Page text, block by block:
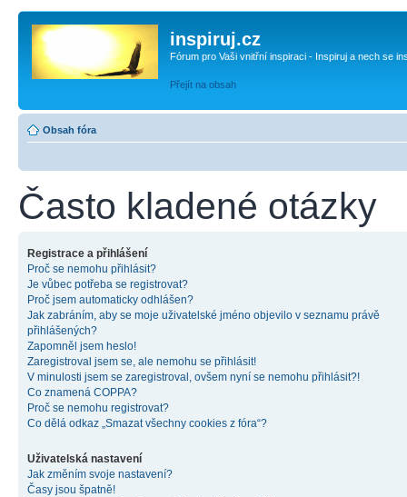
inspiruj.cz
Fórum pro Vaši vnitřní inspiraci - Inspiruj a nech se
Přejít na obsah
Obsah fóra
Často kladené otázky
Registrace a přihlášení
Proč se nemohu přihlásit?
Je vůbec potřeba se registrovat?
Proč jsem automaticky odhlášen?
Jak zabráním, aby se moje uživatelské jméno objevilo v seznamu právě
přihlášených?
Zapomněl jsem heslo!
Zaregistroval jsem se, ale nemohu se přihlásit!
V minulosti jsem se zaregistroval, ovšem nyní se nemohu přihlásit?!
Co znamená COPPA?
Proč se nemohu registrovat?
Co dělá odkaz „Smazat všechny cookies z fóra“?
Uživatelská nastavení
Jak změním svoje nastavení?
Časy jsou špatně!